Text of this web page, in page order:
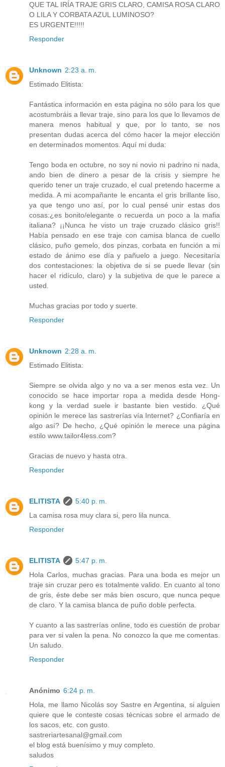
QUE TAL IRÍA TRAJE GRIS CLARO, CAMISA ROSA CLARO
O LILA Y CORBATA AZUL LUMINOSO?
ES URGENTE!!!!!
Responder
Unknown 2:23 a. m.
Estimado Elitista:
Fantástica información en esta página no sólo para los que
acostumbráis a llevar traje, sino para los que lo llevamos de
manera menos habitual y que, por lo tanto, se nos
presentan dudas acerca del cómo hacer la mejor elección
en determinados momentos. Aquí mi duda:
Tengo boda en octubre, no soy ni novio ni padrino ni nada,
ando bien de dinero a pesar de la crisis y siempre he
querido tener un traje cruzado, el cual pretendo hacerme a
medida. A mi acompañante le encanta el gris brillante liso,
ya que tengo uno así, por lo cual pensé unir estas dos
cosas:¿es bonito/elegante o recuerda un poco a la mafia
italiana? ¡¡Nunca he visto un traje cruzado clásico gris!!
Había pensado en ese traje con camisa blanca de cuello
clásico, puño gemelo, dos pinzas, corbata en función a mi
estado de ánimo ese día y pañuelo a juego. Necesitaría
dos contestaciones: la objetiva de si se puede llevar (sin
hacer el ridículo, claro) y la subjetiva de que le parece a
usted.
Muchas gracias por todo y suerte.
Responder
Unknown 2:28 a. m.
Estimado Elitista:
Siempre se olvida algo y no va a ser menos esta vez. Un
conocido se hace importar ropa a medida desde Hong-
kong y la verdad suele ir bastante bien vestido. ¿Qué
opinión le merece las sastrerías vía Internet? ¿Confiaría en
algo así? De hecho, ¿Qué opinión le merece una página
estilo www.tailor4less.com?
Gracias de nuevo y hasta otra.
Responder
ELITISTA
5:40 p. m.
La camisa rosa muy clara si, pero lila nunca.
Responder
ELITISTA
5:47 p. m.
Hola Carlos, muchas gracias. Para una boda es mejor un
traje sin cruzar pero es totalmente valido. En cuanto al tono
de gris, éste debe ser más bien oscuro, que nunca peque
de claro. Y la camisa blanca de puño doble perfecta.
Y cuanto a las sastrerías online, todo es cuestión de probar
para ver si valen la pena. No conozco la que me comentas.
Un saludo.
Responder
Anónimo 6:24 p. m.
Hola, me llamo Nicolás soy Sastre en Argentina, si alguien
quiere que le conteste cosas técnicas sobre el armado de
los sacos, etc. con gusto.
sastreriartesanal@gmail.com
el blog está buenísimo y muy completo.
saludos